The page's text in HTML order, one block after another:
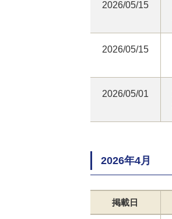
2026/05/15
2026/05/15
2026/05/01
2026年4月
掲載日